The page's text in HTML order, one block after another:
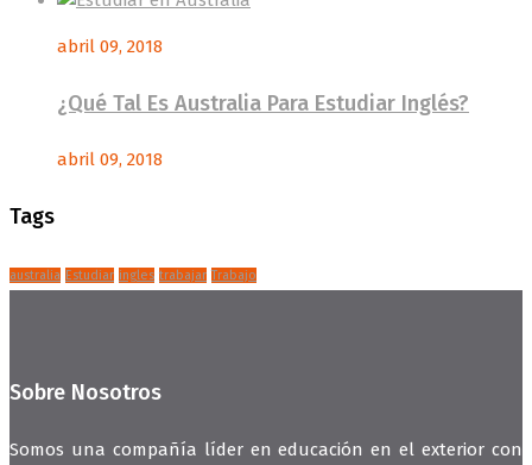
abril 09, 2018
¿Qué Tal Es Australia Para Estudiar Inglés?
abril 09, 2018
Tags
australia Estudiar ingles trabajar Trabajo
Sobre Nosotros
Somos una compañía líder en educación en el exterior con